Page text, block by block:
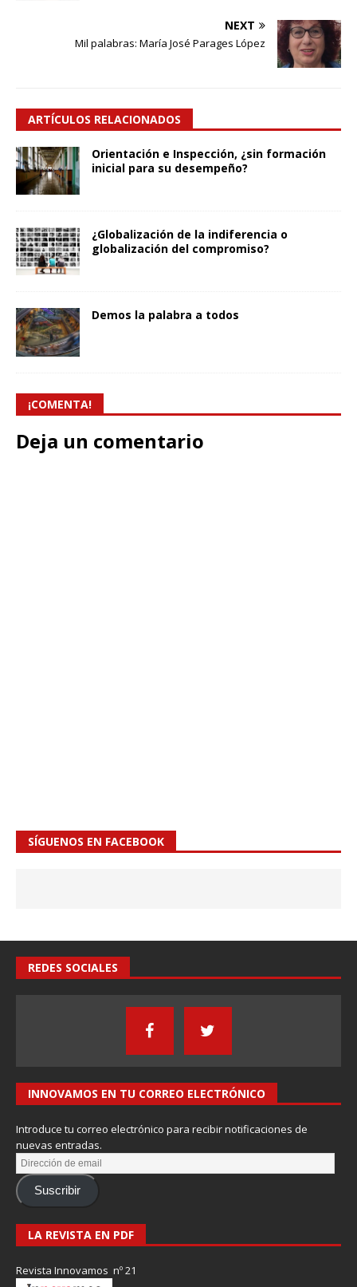
NEXT
Mil palabras: María José Parages López
ARTÍCULOS RELACIONADOS
Orientación e Inspección, ¿sin formación
inicial para su desempeño?
¿Globalización de la indiferencia o
globalización del compromiso?
Demos la palabra a todos
¡COMENTA!
Deja un comentario
SÍGUENOS EN FACEBOOK
REDES SOCIALES
INNOVAMOS EN TU CORREO ELECTRÓNICO
Introduce tu correo electrónico para recibir notificaciones de
nuevas entradas.
Suscribir
LA REVISTA EN PDF
Revista Innovamos nº 21